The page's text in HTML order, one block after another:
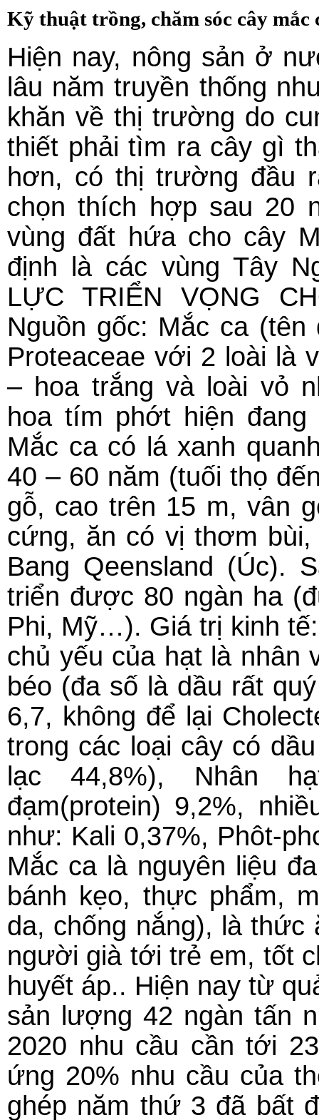
Kỹ thuật trồng, chăm sóc cây mắc
Hiện nay, nông sản ở nước ta với các cây công nghiệp lâu năm truyền thống như cà phê, cao su đang gặp khó khăn về thị trường do cung vượt quá cầu, nhu cầu bức thiết phải tìm ra cây gì thay thế có hiệu quả kinh tế cao hơn, có thị trường đầu ra ổn định. Cây Mắc ca là lựa chọn thích hợp sau 20 năm nghiên cứu khảo nghiệm, vùng đất hứa cho cây Mắc ca Việt Nam đã được xác định là các vùng Tây Nguyên và Tây Bắc. CÂY CHỦ LỰC TRIỂN VỌNG CHO TÂY NGUYÊN, TÂY BẮC Nguồn gốc: Mắc ca (tên quốc tế: Macadamia, thuộc họ Proteaceae với 2 loài là vỏ trơn - Maccadamia integriflia – hoa trắng và loài vỏ nháp Maccadamia tetraphylla – hoa tím phớt hiện đang được phát triển tại Việt Nam. Mắc ca có lá xanh quanh năm có tuổi khai thác kinh tế 40 – 60 năm (tuối thọ đến 100 năm), Mắc ca là cây thân gỗ, cao trên 15 m, vân gỗ đẹp, có quả hạch với hạt vỏ cứng, ăn có vị thơm bùi, béo ngậy hấp dẫn, xuất xử từ Bang Qeensland (Úc). Sau 100 năm thế giới đã phát triển được 80 ngàn ha (đứng đầu là Úc, sau đó là Nam Phi, Mỹ…). Giá trị kinh tế: Quả Mắc ca có thành phần ăn chủ yếu của hạt là nhân với tỷ lệ 30 – 40%, có tỷ lệ dầu béo (đa số là dầu rất quý – dầu béo không no Omega3, 6,7, không để lại Cholecterol) chiếm tới 78% - cao nhất trong các loại cây có dầu (hạnh nhân 51%, điều – 47%, lạc 44,8%), Nhân hạt còn chứa đường 10%, đạm(protein) 9,2%, nhiều vitamin, chất khoáng có ích như: Kali 0,37%, Phôt-pho 0,17%, Ma-nhê 0,12%, vì thế Mắc ca là nguyên liệu đa dạng cho các ngành chế biến bánh kẹo, thực phẩm, mỹ phẩm cao cấp (kem dưỡng da, chống nắng), là thức ăn phù hợp cho các lứa tuổi từ người già tới trẻ em, tốt cho người ăn kiêng, tiểu đường, huyết áp.. Hiện nay từ quả Mắc ca có thể chế biến ra với sản lượng 42 ngàn tấn nhân hạt khô, dự báo đến năm 2020 nhu cầu cần tới 230 ngàn tấn, như vậy mới đáp ứng 20% nhu cầu của thế giới. Tại Việt Nam trồng cây ghép năm thứ 3 đã bất đầu bói quả, năng suất tại năm thứ 5 đã đạt 5 kg/cây, năm thứ 10 đạt 20 kg/cây cao gấp đôi tại chính xuất xứ tại Úc. Chỉ tính với 200 cây/ha, mỗi cây có 17 kg quả, năng suất đã có thể đạt 3,5 tấn/ha, với giá bán 3.000 USD/tấn, mỗi ha có thể thu 10.000 USD, giá trị thu nhập bình quân 200 triệu đ/năm, tại các năm 15 – 20 có thể đạt gấp đôi. Đầu tư cho cây mắc ca trong 5 năm đầu tiên 100 triệu/ha, các năm sau 15 triệu đ/ha, mắc ca ít bị sâu bệnh, nhu cầu tưới bổ xung thấp chủ yếu sống nhờ nước trời. Triển vọng, vùng quy hoạch: Sau hơn 10 năm khảo nghiệm rộng với diện tích 2.000 ha (Tây Nguyên 1.600 ha, Tây Bắc 400 ha), đã xác định 2 vùng với tổng diện tích 1,2 triệu ha rất thích hợp hoặc thích hợp trồng cây Macca với nhiệt độ thấp hơn 17oC trong 3 - 5 tuần, không có mưa xuân, tầng canh tác dày 0,5 – 1m (nếu giàu mùn sẽ đỡ bón phân), thích hợp đất hơi chua pH= 5 – 6. Độ cao 300 - 1200 m trên mặt biển. Lượng mưa tối ưu: 1.500 – 2.500 mm. Mắc-ca có thể chịu lạnh, sương giá tới – 40 C đối với cây con và – 60 C đối với cây trưởng thành tới 7 ngày và có thể chịu nóng tới trên 38-400 C. Dưới 100 C cây hoàn toàn ngừng sinh trưởng, kích thước và sinh khối tăng mạnh nhất ở nhiệt độ 15-300 C, trên 300 C lá non mất màu xanh, khô đọt, gốc đâm cành thành chùm. Hầu hết các giống Mắc ca đều ngừng quang hợp ở 380 C. Hoa nở thành từng chùm đuôi sóc rất đẹp chủ yếu vào tháng 3 – 4, các tháng khác vẫn có hoa rải rác – thích hợp nuôi ong mật, quả chín tháng 9 – 10, ít bão, ít gió lào, tháng 10 mát mẻ, tháng 4-5 ẩm ướt, tháng 7-8-9-10 nóng ẩm mà không quá gay gắt đó là những yếu tố khí hậu cần thiết đảm bảo cho Mắc ca đạt năng suất cao. Dự kiến quy hoạch 10 năm tới 2025 Việt Nam trồng 100 ngàn ha, sau 20 năm (tới 2035) đạt 200 ngàn ha, là cây triển vọng thay thế trồng thuần cho 100 ngàn ha tái canh cây cà phê đã có tuổi trên 20 năm hiện nay, các vùng đang trồng sắn có thể trồng xen trong 4 năm đầu, trồng xen trong cà phê, tiêu, cây bóng mát, cây đô thị, cây hàng dào che nắng gió, trở thành cây chủ lực với giá trị thu nhập hàng tỷ đô la cho nông nghiệp sau 10 – 20 năm